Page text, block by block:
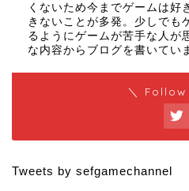
くないため今までゲームは好
きないことが多発。少しでも
るようにゲームが苦手な人が
な内容からブログを書いてい
＼ Follow
Tweets by sefgamechannel